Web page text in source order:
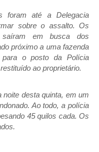
foram até a Delegacia
sobre o assalto. Os
saíram em busca dos
próximo a uma fazenda
o posto da Polícia
ao proprietário.
noite desta quinta, em um
Ao todo, a polícia
45 quilos cada. Os